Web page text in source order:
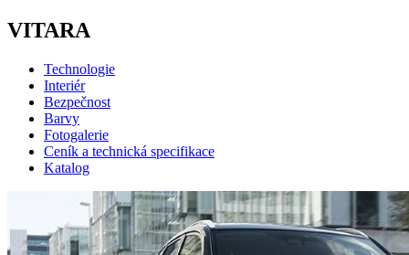
VITARA
Technologie
Interiér
Bezpečnost
Barvy
Fotogalerie
Ceník a technická specifikace
Katalog